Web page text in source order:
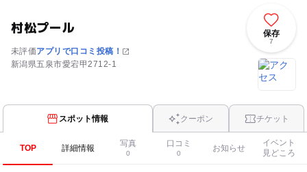
村松プール
未評価アプリで口コミ投稿！
新潟県五泉市愛宕甲2712-1
保存
7
スポット情報 クーポン チケット
TOP 詳細情報 写真
0
口コミ
0
お知らせ
イベント
見どころ